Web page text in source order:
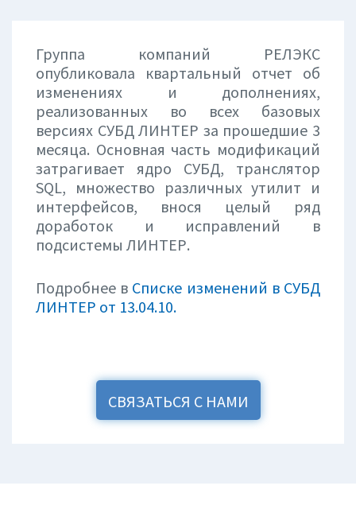
Группа компаний РЕЛЭКС
опубликовала квартальный отчет об
изменениях и дополнениях,
реализованных во всех базовых
версиях СУБД ЛИНТЕР за прошедшие 3
месяца. Основная часть модификаций
затрагивает ядро СУБД, транслятор
SQL, множество различных утилит и
интерфейсов, внося целый ряд
доработок и исправлений в
подсистемы ЛИНТЕР.
Подробнее в Списке изменений в СУБД
ЛИНТЕР от 13.04.10.
СВЯЗАТЬСЯ С НАМИ